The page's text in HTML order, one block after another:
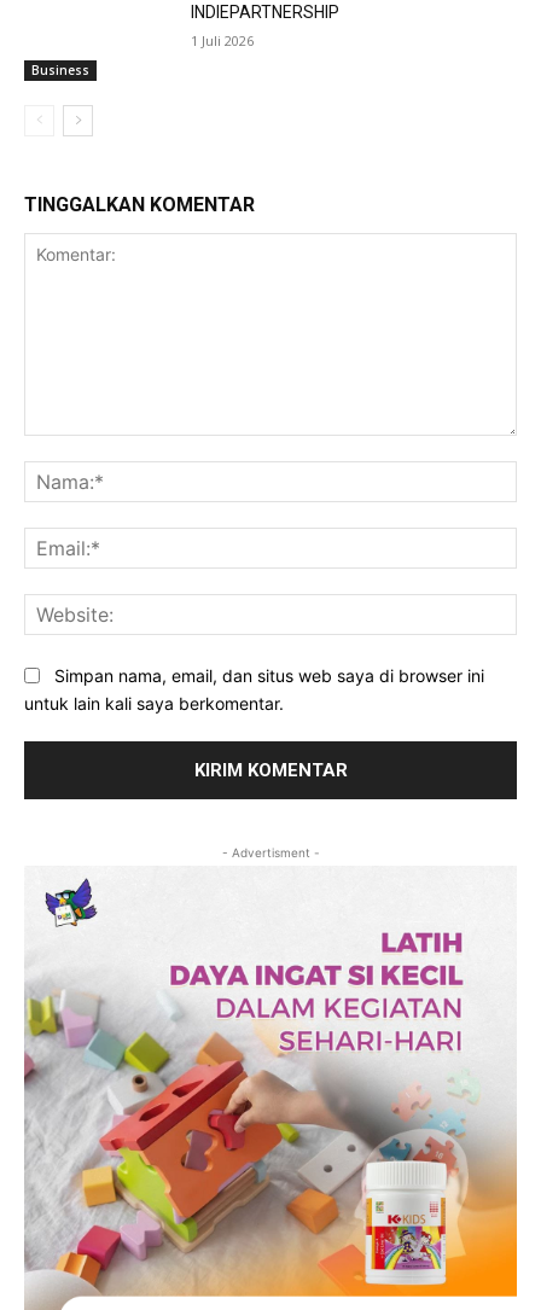
Business
INDIEPARTNERSHIP
1 Juli 2026
TINGGALKAN KOMENTAR
Simpan nama, email, dan situs web saya di browser ini
untuk lain kali saya berkomentar.
- Advertisment -